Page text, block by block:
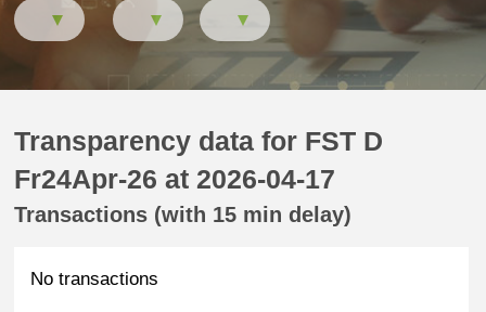
Transparency data for FST D
Fr24Apr-26 at 2026-04-17
Transactions (with 15 min delay)
No transactions